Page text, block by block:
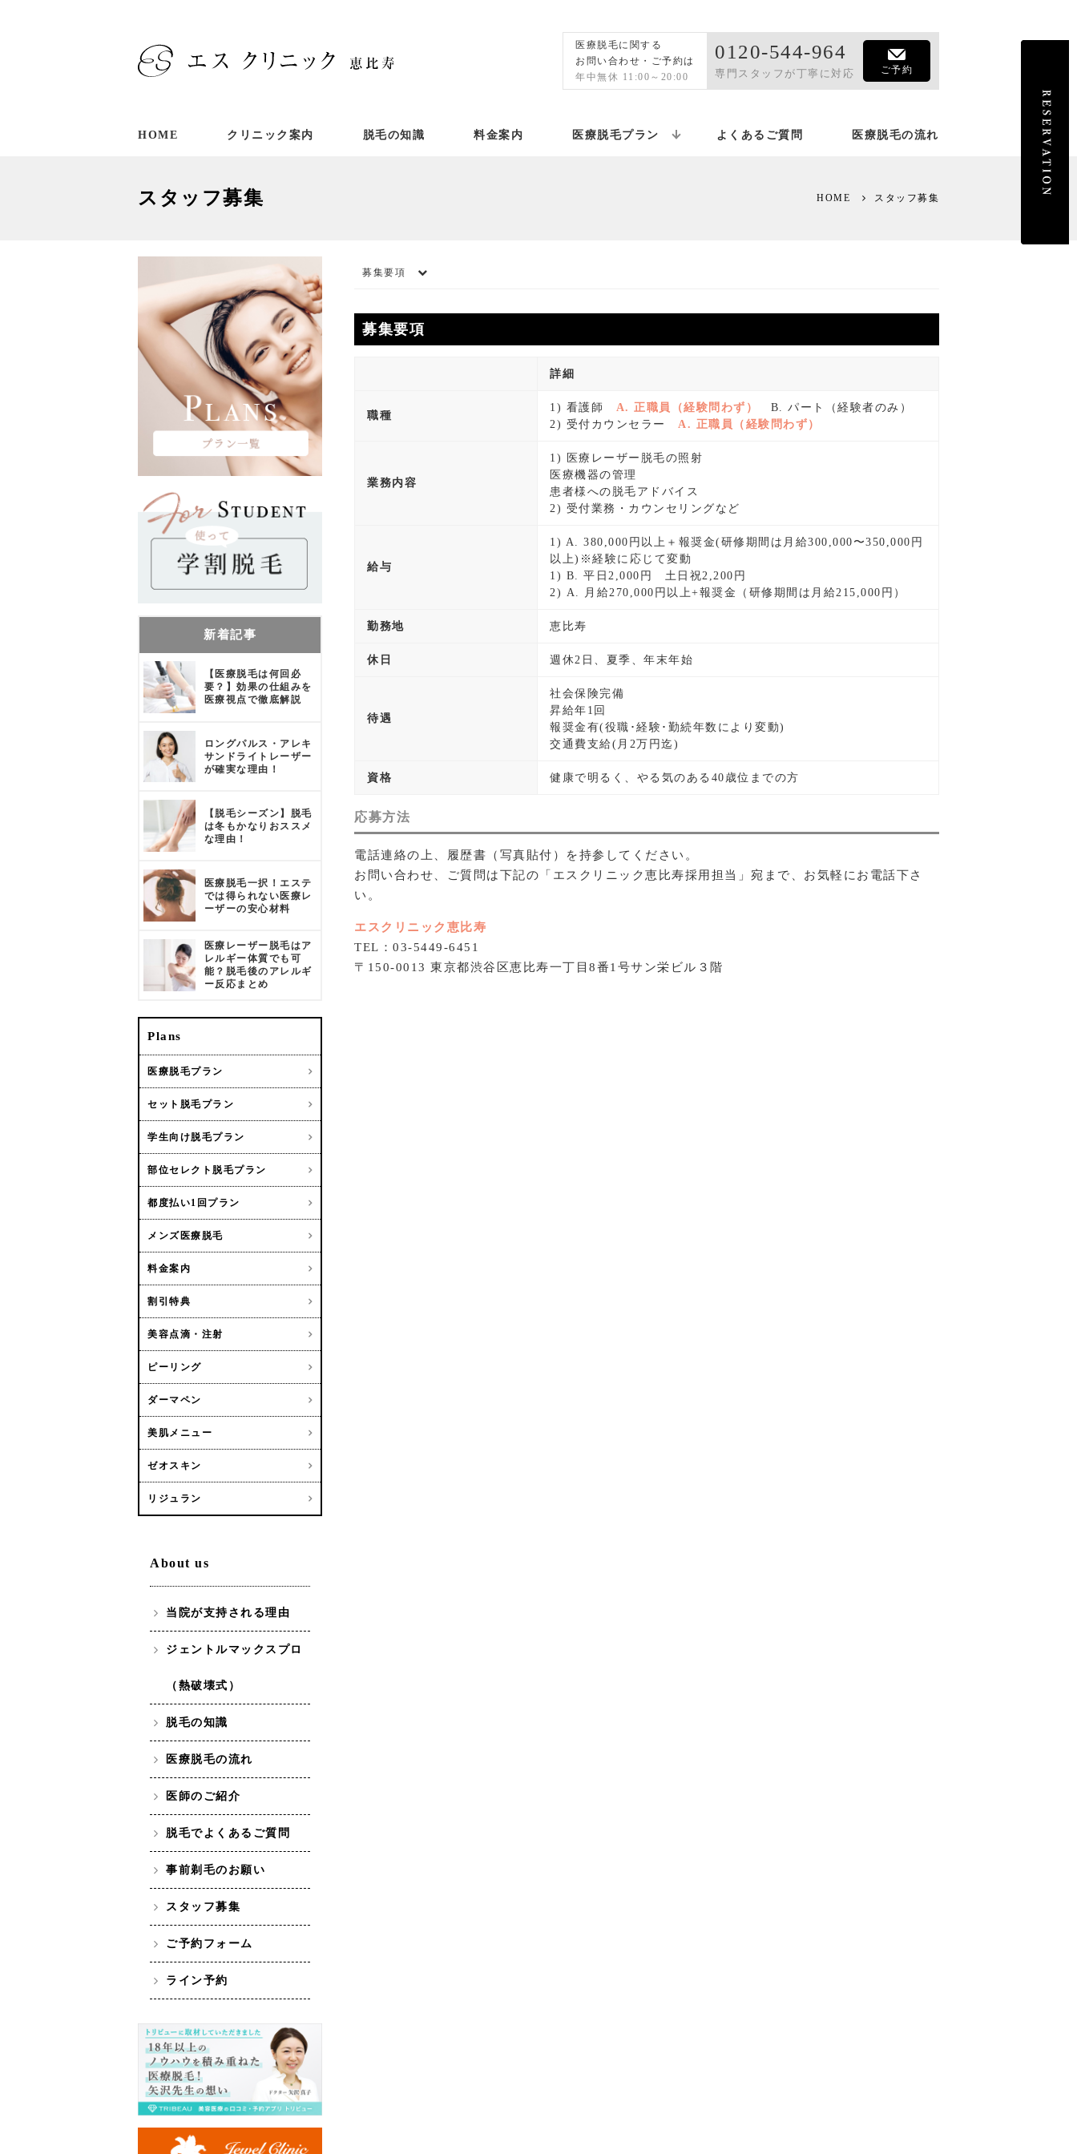
医療脱毛に関する
お問い合わせ・ご予約は
年中無休 11:00～20:00
0120-544-964
専門スタッフが丁寧に対応 ご予約
HOME クリニック案内 脱毛の知識 料金案内 医療脱毛プラン よくあるご質問 医療脱毛の流れ
スタッフ募集 HOME スタッフ募集
募集要項
募集要項
詳細
職種
1) 看護師 A. 正職員（経験問わず）
B. パート（経験者のみ）
2) 受付カウンセラー A. 正職員（経験問わず）
業務内容
1) 医療レーザー脱毛の照射
医療機器の管理
患者様への脱毛アドバイス
2) 受付業務・カウンセリングなど
給与
1) A. 380,000円以上＋報奨金(研修期間は月給300,000〜350,000円
以上)※経験に応じて変動
1) B. 平日2,000円 土日祝2,200円
2) A. 月給270,000円以上+報奨金（研修期間は月給215,000円）
勤務地 恵比寿
休日 週休2日、夏季、年末年始
待遇
社会保険完備
昇給年1回
報奨金有(役職･経験･勤続年数により変動)
交通費支給(月2万円迄)
資格 健康で明るく、やる気のある40歳位までの方
応募方法
電話連絡の上、履歴書（写真貼付）を持参してください。
お問い合わせ、ご質問は下記の「エスクリニック恵比寿採用担当」宛まで、お気軽にお電話下さ
い。
エスクリニック恵比寿
TEL：03-5449-6451
〒150-0013 東京都渋谷区恵比寿一丁目8番1号サン栄ビル３階
新着記事
【医療脱毛は何回必
要？】効果の仕組みを
医療視点で徹底解説
ロングパルス・アレキ
サンドライトレーザー
が確実な理由！
【脱毛シーズン】脱毛
は冬もかなりおススメ
な理由！
医療脱毛一択！エステ
では得られない医療レ
ーザーの安心材料
医療レーザー脱毛はア
レルギー体質でも可
能？脱毛後のアレルギ
ー反応まとめ
Plans
医療脱毛プラン
セット脱毛プラン
学生向け脱毛プラン
部位セレクト脱毛プラン
都度払い1回プラン
メンズ医療脱毛
料金案内
割引特典
美容点滴・注射
ピーリング
ダーマペン
美肌メニュー
ゼオスキン
リジュラン
About us
当院が支持される理由
ジェントルマックスプロ
（熱破壊式）
脱毛の知識
医療脱毛の流れ
医師のご紹介
脱毛でよくあるご質問
事前剃毛のお願い
スタッフ募集
ご予約フォーム
ライン予約